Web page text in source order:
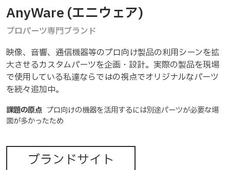
AnyWare (エニウェア)
プロパーツ専門ブランド
映像、音響、通信機器等のプロ向け製品の利用シーンを拡
大させるカスタムパーツを企画・設計。実際の製品を現場
で使用している私達ならではの視点でオリジナルなパーツ
を続々追加中。
課題の原点 プロ向けの機器を活用するには別途パーツが必要な場
面が多かったため
ブランドサイト